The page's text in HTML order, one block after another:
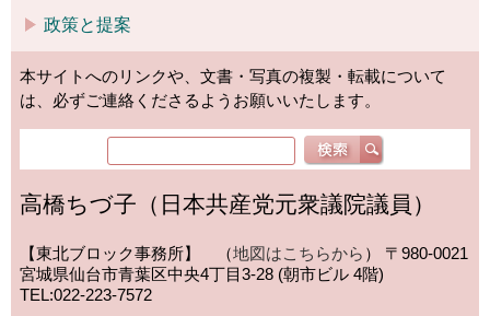
政策と提案
本サイトへのリンクや、文書・写真の複製・転載について
は、必ずご連絡くださるようお願いいたします。
高橋ちづ子（日本共産党元衆議院議員）
【東北ブロック事務所】 （地図はこちらから ）
〒980-0021
宮城県仙台市青葉区中央4丁目3-28 (朝市ビル 4階)
TEL:022-223-7572